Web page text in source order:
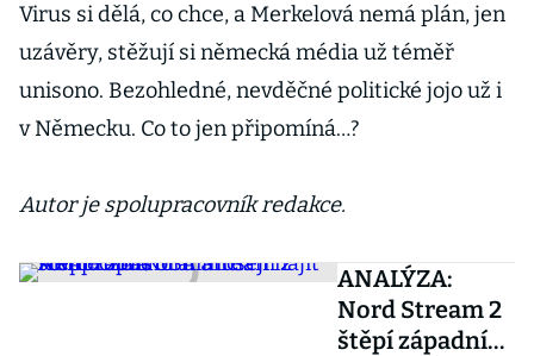
Virus si dělá, co chce, a Merkelová nemá plán, jen
uzávěry, stěžují si německá média už téměř
unisono. Bezohledné, nevděčné politické jojo už i
v Německu. Co to jen připomíná…?
Autor je spolupracovník redakce.
ANALÝZA:
Nord Stream 2
štěpí západní